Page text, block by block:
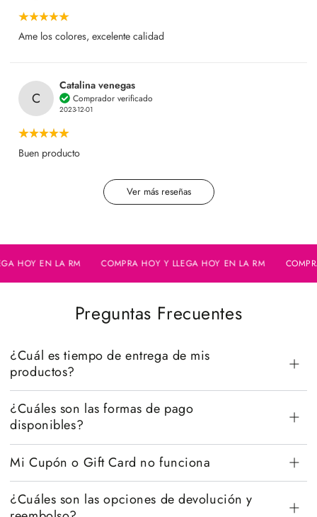
Ame los colores, excelente calidad
C
Catalina venegas
Comprador verificado
2023-12-01
Buen producto
Ver más reseñas
EN LA RM COMPRA HOY Y LLEGA HOY EN LA RM COMPRA
Preguntas Frecuentes
¿Cuál es tiempo de entrega de mis
productos?
¿Cuáles son las formas de pago
disponibles?
Mi Cupón o Gift Card no funciona
¿Cuáles son las opciones de devolución y